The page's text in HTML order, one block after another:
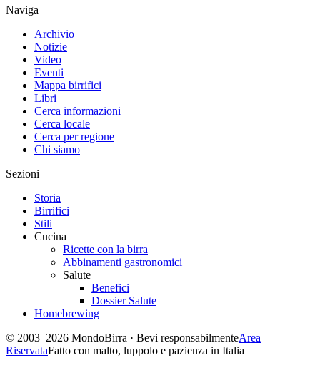
Naviga
Archivio
Notizie
Video
Eventi
Mappa birrifici
Libri
Cerca informazioni
Cerca locale
Cerca per regione
Chi siamo
Sezioni
Storia
Birrifici
Stili
Cucina
Ricette con la birra
Abbinamenti gastronomici
Salute
Benefici
Dossier Salute
Homebrewing
© 2003–2026 MondoBirra · Bevi responsabilmenteArea
RiservataFatto con malto, luppolo e pazienza in Italia